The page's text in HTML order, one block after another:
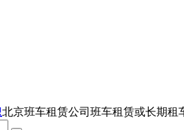
北京班车租赁公司班车租赁或长期租